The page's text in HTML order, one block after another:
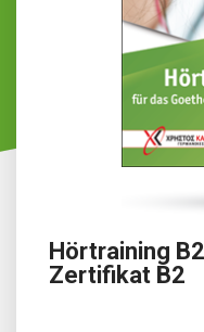
Hörtraining
Zertifikat B2